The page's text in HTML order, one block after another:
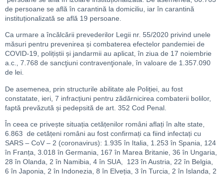
de persoane se află în carantină la domiciliu, iar în carantină
instituționalizată se află 19 persoane.
Ca urmare a încălcării prevederilor Legii nr. 55/2020 privind unele
măsuri pentru prevenirea și combaterea efectelor pandemiei de
COVID-19, polițiștii și jandarmii au aplicat, în ziua de 17 noiembrie
a.c., 7.768 de sancţiuni contravenţionale, în valoare de 1.357.090
de lei.
De asemenea, prin structurile abilitate ale Poliției, au fost
constatate, ieri, 7 infracțiuni pentru zădărnicirea combaterii bolilor,
faptă prevăzută și pedepsită de art. 352 Cod Penal.
În ceea ce privește situația cetățenilor români aflați în alte state,
6.863 de cetățeni români au fost confirmați ca fiind infectați cu
SARS – CoV – 2 (coronavirus): 1.935 în Italia, 1.253 în Spania, 124
în Franța, 3.018 în Germania, 167 în Marea Britanie, 36 în Ungaria,
28 în Olanda, 2 în Namibia, 4 în SUA, 123 în Austria, 22 în Belgia,
6 în Japonia, 2 în Indonezia, 8 în Elveția, 3 în Turcia, 2 în Islanda, 2